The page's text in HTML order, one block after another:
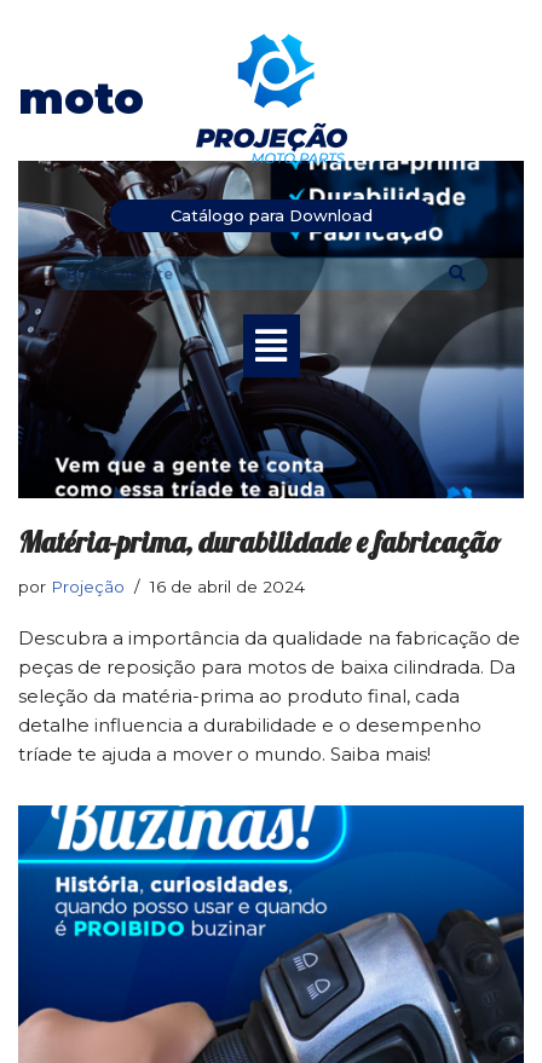
para
Catálogo para Download
moto
Matéria-prima, durabilidade e fabricação
por Projeção 16 de abril de 2024
Descubra a importância da qualidade na fabricação de
peças de reposição para motos de baixa cilindrada. Da
seleção da matéria-prima ao produto final, cada
detalhe influencia a durabilidade e o desempenho
tríade te ajuda a mover o mundo. Saiba mais!